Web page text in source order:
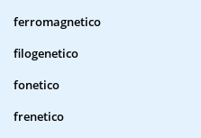
ferromagnetico
filogenetico
fonetico
frenetico